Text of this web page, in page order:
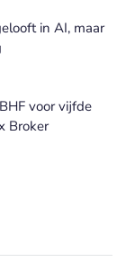
in AI, maar
voor vijfde
Broker